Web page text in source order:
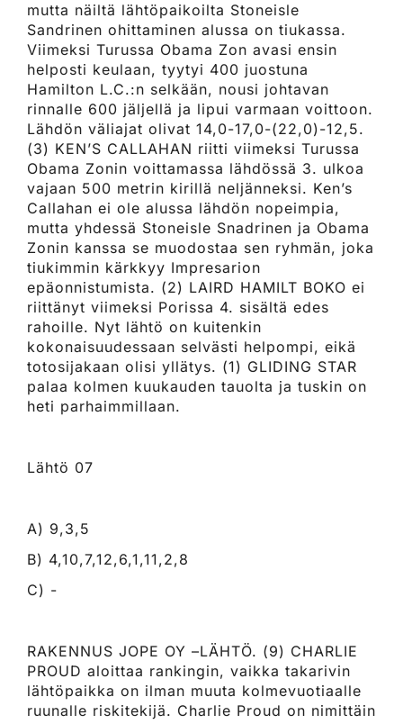
mutta näiltä lähtöpaikoilta Stoneisle
Sandrinen ohittaminen alussa on tiukassa.
Viimeksi Turussa Obama Zon avasi ensin
helposti keulaan, tyytyi 400 juostuna
Hamilton L.C.:n selkään, nousi johtavan
rinnalle 600 jäljellä ja lipui varmaan voittoon.
Lähdön väliajat olivat 14,0-17,0-(22,0)-12,5.
(3) KEN’S CALLAHAN riitti viimeksi Turussa
Obama Zonin voittamassa lähdössä 3. ulkoa
vajaan 500 metrin kirillä neljänneksi. Ken’s
Callahan ei ole alussa lähdön nopeimpia,
mutta yhdessä Stoneisle Snadrinen ja Obama
Zonin kanssa se muodostaa sen ryhmän, joka
tiukimmin kärkkyy Impresarion
epäonnistumista. (2) LAIRD HAMILT BOKO ei
riittänyt viimeksi Porissa 4. sisältä edes
rahoille. Nyt lähtö on kuitenkin
kokonaisuudessaan selvästi helpompi, eikä
totosijakaan olisi yllätys. (1) GLIDING STAR
palaa kolmen kuukauden tauolta ja tuskin on
heti parhaimmillaan.
Lähtö 07
A) 9,3,5
B) 4,10,7,12,6,1,11,2,8
C) -
RAKENNUS JOPE OY –LÄHTÖ. (9) CHARLIE
PROUD aloittaa rankingin, vaikka takarivin
lähtöpaikka on ilman muuta kolmevuotiaalle
ruunalle riskitekijä. Charlie Proud on nimittäin